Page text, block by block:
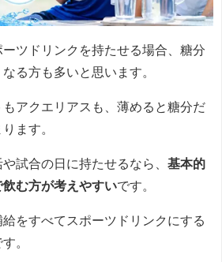
ツドリンクを持たせる場合、糖分
る方も多いと思います。
アクエリアスも、薄めると糖分だ
ます。
試合の日に持たせるなら、 基本的
む方が考えやすいです。
をすべてスポーツドリンクにする
。